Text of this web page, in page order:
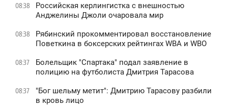
08:38
Российская керлингистка с внешностью
Анджелины Джоли очаровала мир
08:38
Рябинский прокомментировал восстановление
Поветкина в боксерских рейтингах WBA и WBO
08:37
Болельщик "Спартака" подал заявление в
полицию на футболиста Дмитрия Тарасова
08:37
"Бог шельму метит": Дмитрию Тарасову разбили
в кровь лицо